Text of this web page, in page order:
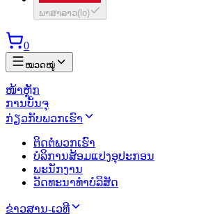
ພາສາລາວ( lo)
0
ໝວດໝູ່
ໜ້າຫຼັກ
ການບັນຈຸ
ກ່ຽວກັບພວກເຮົາ
ຕິດຕໍ່ພວກເຮົາ
ບໍລິການສ້ອມແປງອຸປະກອນ
ພະນັກງານ
ວັດທະນາທຳບໍລິສັດ
ຂ່າວສານ-ເວທີ